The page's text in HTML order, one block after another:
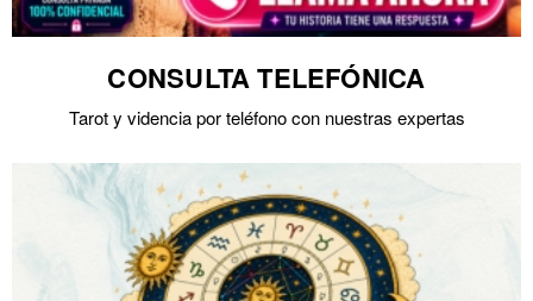
CONSULTA TELEFÓNICA
Tarot y videncia por teléfono con nuestras expertas